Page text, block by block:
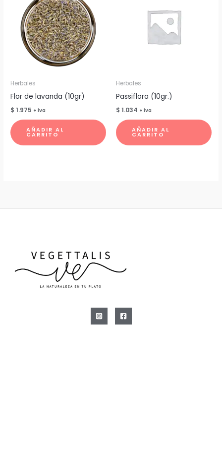
Herbales
Flor de lavanda (10gr)
$ 1.975 + iva
AÑADIR AL
CARRITO
Herbales
Passiflora (10gr.)
$ 1.034 + iva
AÑADIR AL
CARRITO